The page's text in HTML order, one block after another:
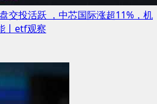
交投活跃 ，中芯国际涨超11%，机
丨etf观察